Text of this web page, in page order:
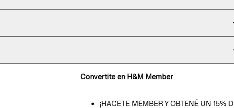
Convertite en H&M Member
¡HACETE MEMBER Y OBTENÉ UN 15%